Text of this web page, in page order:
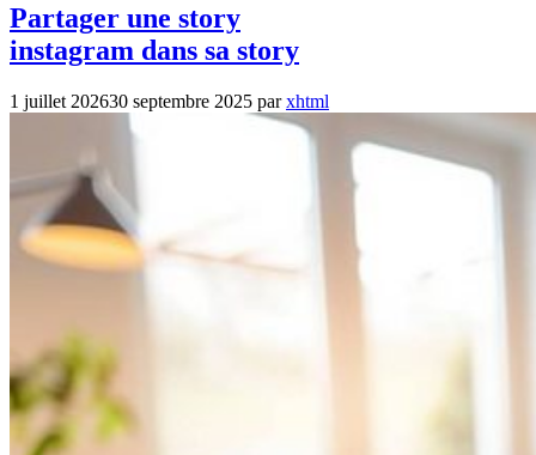
Partager une story
instagram dans sa story
1 juillet 202630 septembre 2025 parxhtml